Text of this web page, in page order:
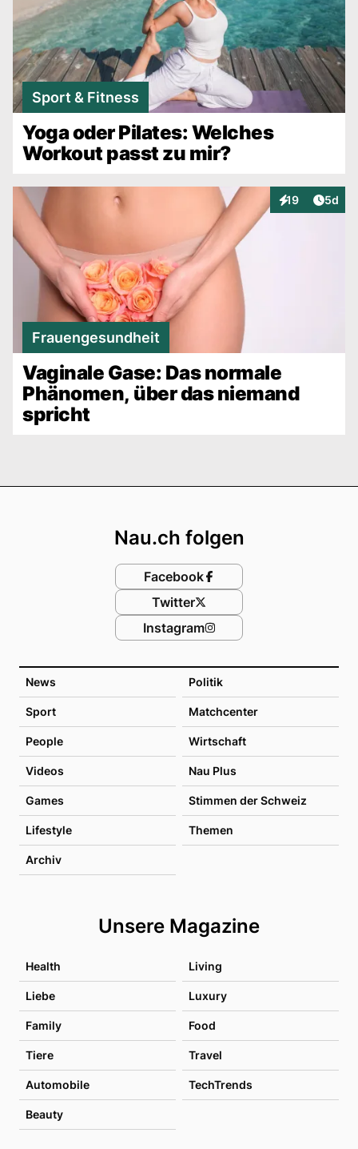
Sport & Fitness
Yoga oder Pilates: Welches
Workout passt zu mir?
19
Interaktionen
5d
Frauengesundheit
Vaginale Gase: Das normale
Phänomen, über das niemand
spricht
News Politik
Sport Matchcenter
People Wirtschaft
Videos Nau Plus
Games Stimmen der Schweiz
Lifestyle Themen
Archiv
Unsere Magazine
Health Living
Liebe Luxury
Family Food
Tiere Travel
Automobile TechTrends
Beauty
Nau.ch folgen
Facebook
Twitter
Instagram